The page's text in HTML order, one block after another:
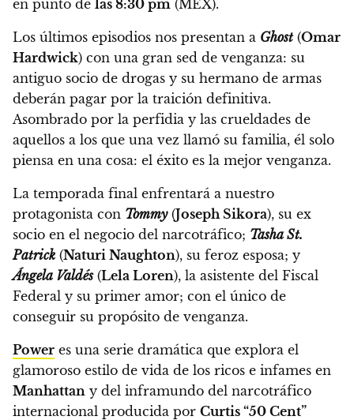
en punto de las 8:30 pm (MEX).
Los últimos episodios nos presentan a Ghost(Omar
Hardwick) con una gran sed de venganza: su
antiguo socio de drogas y su hermano de armas
deberán pagar por la traición definitiva.
Asombrado por la perfidia y las crueldades de
aquellos a los que una vez llamó su familia, él solo
piensa en una cosa: el éxito es la mejor venganza.
La temporada final enfrentará a nuestro
protagonista con Tommy(Joseph Sikora), su ex
socio en el negocio del narcotráfico; Tasha St.
Patrick (Naturi Naughton), su feroz esposa; y
Ángela Valdés(Lela Loren), la asistente del Fiscal
Federal y su primer amor; con el único de
conseguir su propósito de venganza.
Power es una serie dramática que explora el
glamoroso estilo de vida de los ricos e infames en
Manhattan y del inframundo del narcotráfico
internacional producida por Curtis “50 Cent”